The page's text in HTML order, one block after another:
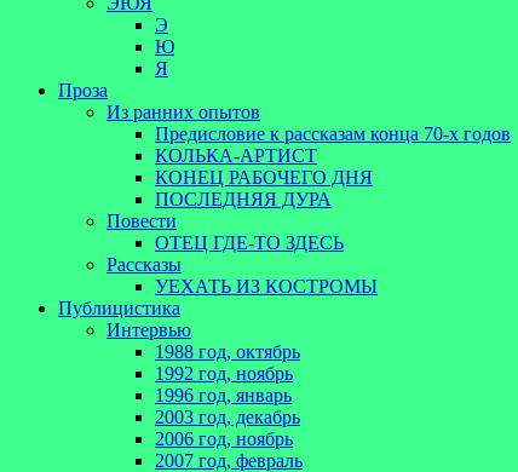
Э
Ю
Я
Проза
Из ранних опытов
Предисловие к рассказам конца 70-х годов
КОЛЬКА-АРТИСТ
КОНЕЦ РАБОЧЕГО ДНЯ
ПОСЛЕДНЯЯ ДУРА
Повести
ОТЕЦ ГДЕ-ТО ЗДЕСЬ
Рассказы
УЕХАТЬ ИЗ КОСТРОМЫ
Публицистика
Интервью
1988 год, октябрь
1992 год, ноябрь
1996 год, январь
2003 год, декабрь
2006 год, ноябрь
2007 год, февраль